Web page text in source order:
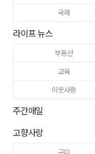
국제
라이프 뉴스
부동산
교육
이웃사랑
주간매일
고향사랑